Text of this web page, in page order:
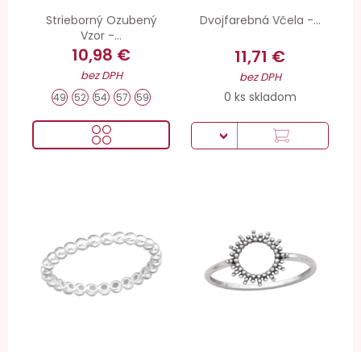
Strieborný Ozubený
Vzor -...
10,98 €
bez DPH
49 52 54 57 59
Dvojfarebná Včela -...
11,71 €
bez DPH
0 ks skladom